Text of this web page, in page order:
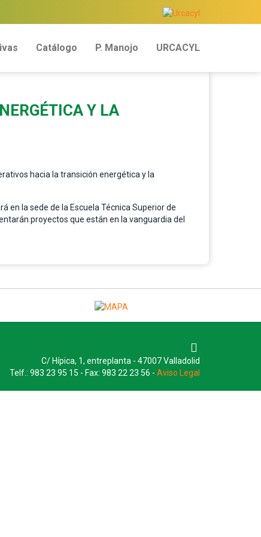
Catálogo P. Manojo URCACYL
Y LA
hacia la transición energética y la
en la sede de la Escuela Técnica Superior de
proyectos que están en la vanguardia del
C/ Hípica, 1, entreplanta - 47007 Valladolid
Telf.: 983 23 95 15 - Fax: 983 22 23 56 - Aviso Legal